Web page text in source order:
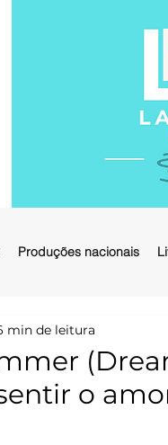
Produções nacionais
o
min de leitura